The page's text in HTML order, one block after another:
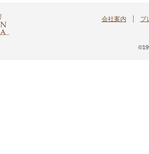
会社案内 プ